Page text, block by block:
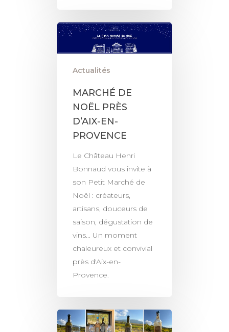
Actualités
MARCHÉ DE
NOËL PRÈS
D’AIX-EN-
PROVENCE
Le Château Henri
Bonnaud vous invite à
son Petit Marché de
Noël : créateurs,
artisans, douceurs de
saison, dégustation de
vins... Un moment
chaleureux et convivial
près d'Aix-en-
Provence.